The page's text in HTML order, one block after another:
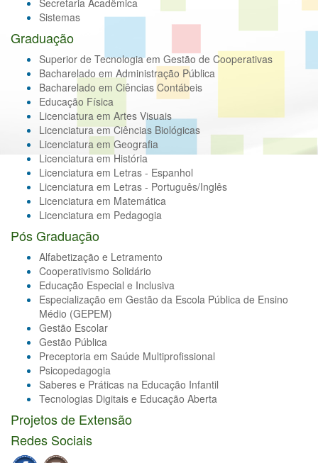
Secretaria Acadêmica
Sistemas
Graduação
Superior de Tecnologia em Gestão de Cooperativas
Bacharelado em Administração Pública
Bacharelado em Ciências Contábeis
Educação Física
Licenciatura em Artes Visuais
Licenciatura em Ciências Biológicas
Licenciatura em Geografia
Licenciatura em História
Licenciatura em Letras - Espanhol
Licenciatura em Letras - Português/Inglês
Licenciatura em Matemática
Licenciatura em Pedagogia
Pós Graduação
Alfabetização e Letramento
Cooperativismo Solidário
Educação Especial e Inclusiva
Especialização em Gestão da Escola Pública de Ensino
Médio (GEPEM)
Gestão Escolar
Gestão Pública
Preceptoria em Saúde Multiprofissional
Psicopedagogia
Saberes e Práticas na Educação Infantil
Tecnologias Digitais e Educação Aberta
Projetos de Extensão
Redes Sociais